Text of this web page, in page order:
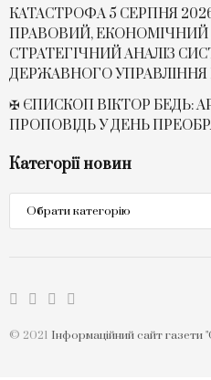
КАТАСТРОФА 5 СЕРПНЯ
ПРАВОВИЙ, ЕКОНОМІЧНИЙ
СТРАТЕГІЧНИЙ АНАЛІЗ
ДЕРЖАВНОГО УПРАВЛІННЯ
✠ ЄПИСКОП ВІКТОР БЕДЬ:
ПРОПОВІДЬ У ДЕНЬ
Категорії новин
новин
© 2021 Інформаційний сайт газети